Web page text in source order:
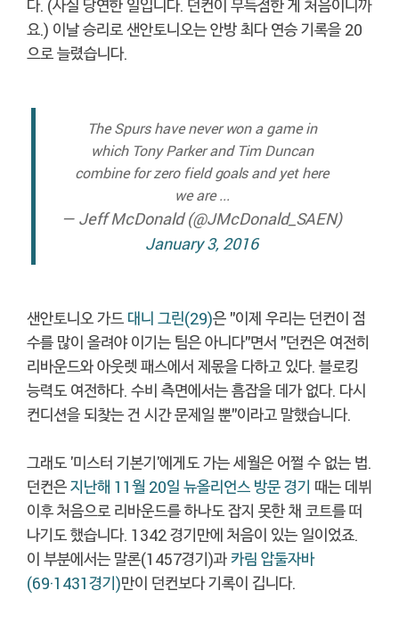
다. (사실 당연한 일입니다. 던컨이 무득점한 게 처음이니까
요.) 이날 승리로 샌안토니오는 안방 최다 연승 기록을 20
으로 늘렸습니다.
The Spurs have never won a game in
which Tony Parker and Tim Duncan
combine for zero field goals and yet here
we are ...
— Jeff McDonald (@JMcDonald_SAEN)
January 3, 2016
샌안토니오 가드 대니 그린(29)은 "이제 우리는 던컨이 점
수를 많이 올려야 이기는 팀은 아니다"면서 "던컨은 여전히
리바운드와 아웃렛 패스에서 제몫을 다하고 있다. 블로킹
능력도 여전하다. 수비 측면에서는 흠잡을 데가 없다. 다시
컨디션을 되찾는 건 시간 문제일 뿐"이라고 말했습니다.
그래도 '미스터 기본기'에게도 가는 세월은 어쩔 수 없는 법.
던컨은지난해 11월 20일 뉴올리언스 방문 경기 때는 데뷔
이후 처음으로 리바운드를 하나도 잡지 못한 채 코트를 떠
나기도 했습니다. 1342 경기만에 처음이 있는 일이었죠.
이 부분에서는 말론(1457경기)과카림 압둘자바
(69·1431경기)만이 던컨보다 기록이 깁니다.